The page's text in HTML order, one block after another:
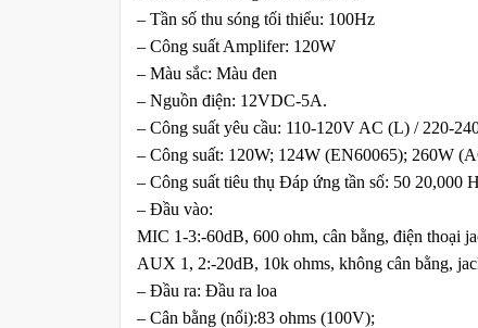
– Tần số thu sóng tối thiểu: 100Hz
– Công suất Amplifer: 120W
– Màu sắc: Màu đen
– Nguồn điện: 12VDC-5A.
– Công suất yêu cầu: 110-120V AC (L) / 220-
– Công suất: 120W; 124W (EN60065); 260W
– Công suất tiêu thụ Đáp ứng tần số: 50 20,000
– Đầu vào:
MIC 1-3:-60dB, 600 ohm, cân bằng, điện thoại
AUX 1, 2:-20dB, 10k ohms, không cân bằng,
– Đầu ra: Đầu ra loa
– Cân bằng (nổi):83 ohms (100V);